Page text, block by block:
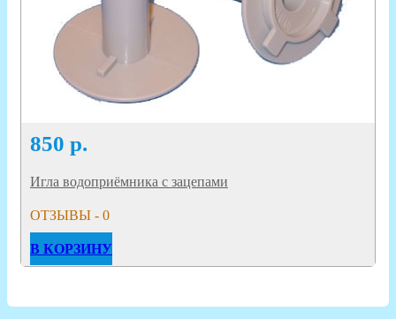
850 р.
Игла водоприёмника с зацепами
ОТЗЫВЫ - 0
В КОРЗИНУ